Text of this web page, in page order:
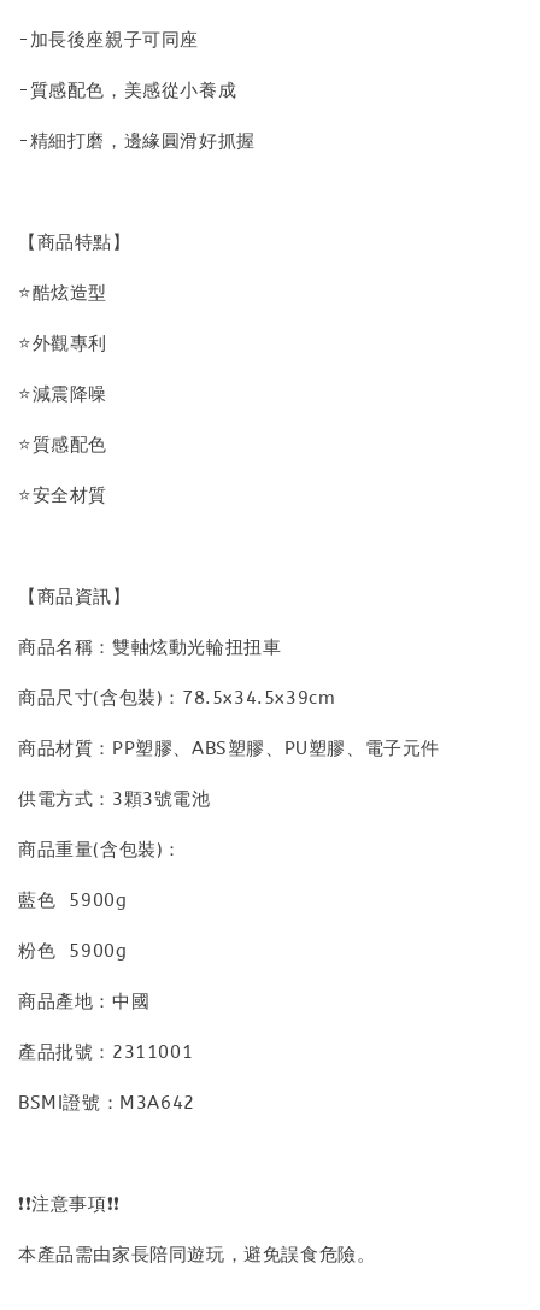
-加長後座親子可同座
-質感配色，美感從小養成
-精細打磨，邊緣圓滑好抓握
【商品特點】
⭐酷炫造型
⭐外觀專利
⭐減震降噪
⭐質感配色
⭐安全材質
【商品資訊】
商品名稱：雙軸炫動光輪扭扭車
商品尺寸(含包裝)：78.5x34.5x39cm
商品材質：PP塑膠、ABS塑膠、PU塑膠、電子元件
供電方式：3顆3號電池
商品重量(含包裝)：
藍色 5900g
粉色 5900g
商品產地：中國
產品批號：2311001
BSMI證號：M3A642
❗❗注意事項❗❗
本產品需由家長陪同遊玩，避免誤食危險。